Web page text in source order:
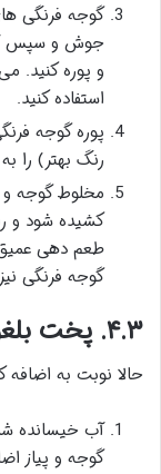
گوجه فرنگی
جوش و سپس
و پوره کنید.
استفاده کنید.
پوره گوجه
رنگ بهتر) را
مخلوط گوجه و
کشیده شود و
طعم دهی
گوجه فرنگی
۴.۳. پخت بلغور: آغاز جا افتادن آش
حالا نوبت به
آب خیسانده
گوجه و پیاز